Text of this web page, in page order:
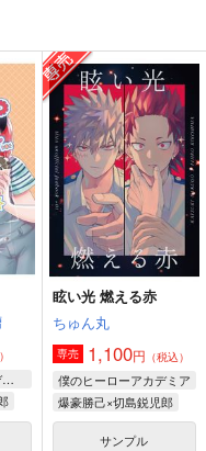
ー
バレンタインデー・キ
ス
夜明けを君に
860円（税込）
ジュリオ×アンナ
サンプル
作品詳細
僕のヒーローアカデミア
眩い光 燃える赤
ちゅん丸
専売 1,100円 （税込）
僕のヒーローアカデミア
爆豪勝己×切島鋭児郎
サンプル